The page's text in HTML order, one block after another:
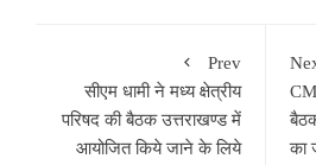
Prev
सीएम धामी ने मध्य क्षेत्रीय
परिषद की बैठक उत्तराखण्ड में
आयोजित किये जाने के लिये
CM
का